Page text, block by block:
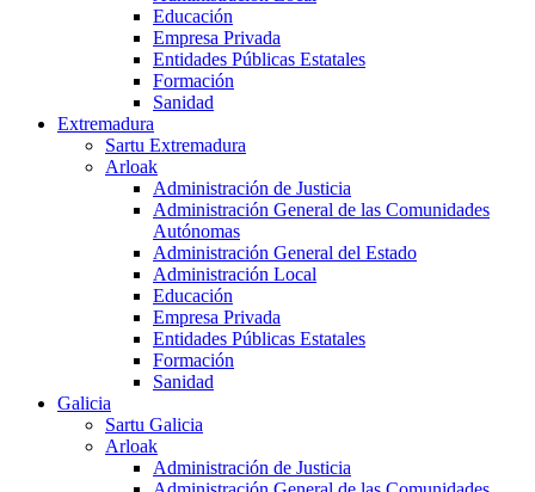
Educación
Empresa Privada
Entidades Públicas Estatales
Formación
Sanidad
Extremadura
Sartu Extremadura
Arloak
Administración de Justicia
Administración General de las Comunidades
Autónomas
Administración General del Estado
Administración Local
Educación
Empresa Privada
Entidades Públicas Estatales
Formación
Sanidad
Galicia
Sartu Galicia
Arloak
Administración de Justicia